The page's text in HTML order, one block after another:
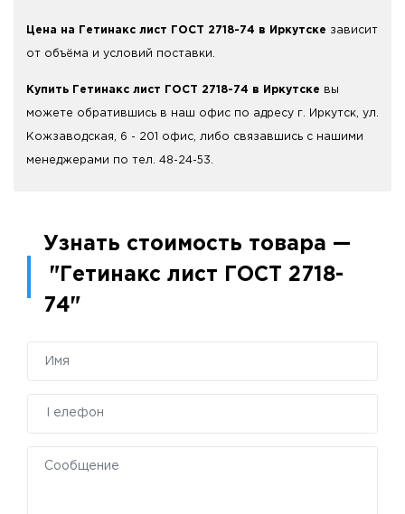
Цена на Гетинакс лист ГОСТ 2718-74 в Иркутске зависит
от объёма и условий поставки.
Купить Гетинакс лист ГОСТ 2718-74 в Иркутске вы
можете обратившись в наш офис по адресу г. Иркутск, ул.
Кожзаводская, 6 - 201 офис, либо связавшись с нашими
менеджерами по тел. 48-24-53.
Узнать стоимость товара —
"Гетинакс лист ГОСТ 2718-
74"